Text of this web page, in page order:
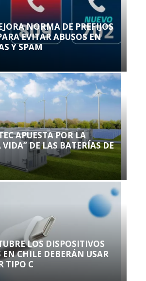
NORMA DE PREFIJOS
EVITAR ABUSOS EN
Y SPAM
APUESTA POR LA
VIDA” DE LAS BATERÍAS DE
LOS DISPOSITIVOS
CHILE DEBERÁN USAR
TIPO C